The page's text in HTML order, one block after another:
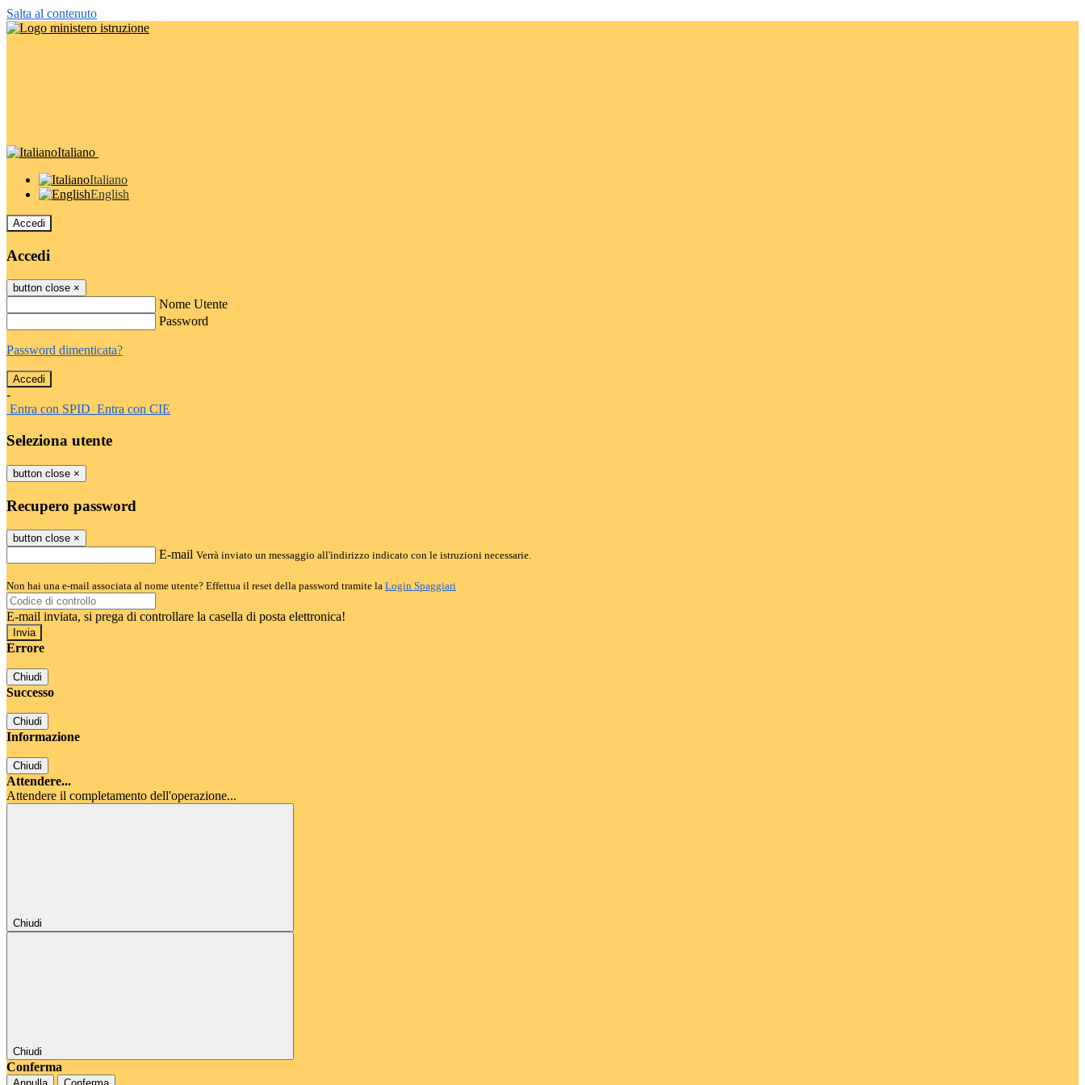
Salta al contenuto
Italiano
Italiano
English
Accedi
Accedi
button close ×
Nome Utente
Password
Password dimenticata?
-
Entra con SPID Entra con CIE
Seleziona utente
button close ×
Recupero password
button close ×
E-mail Verrà inviato un messaggio all'indirizzo indicato con le istruzioni necessarie.
Non hai una e-mail associata al nome utente? Effettua il reset della password tramite la Login Spaggiari
E-mail inviata, si prega di controllare la casella di posta elettronica!
Errore
Chiudi
Successo
Chiudi
Informazione
Chiudi
Attendere...
Attendere il completamento dell'operazione...
Chiudi
Chiudi
Conferma